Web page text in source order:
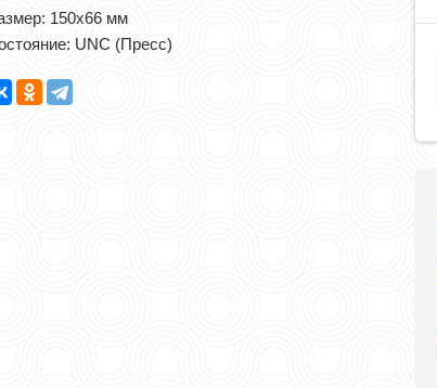
150x66 мм
UNC (Пресс)